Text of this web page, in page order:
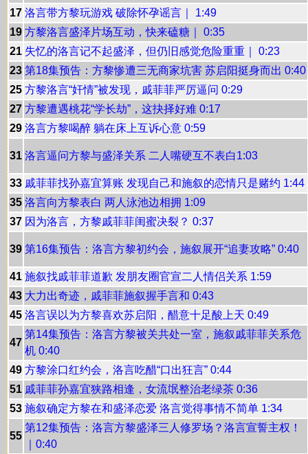
17 洛言带方黎玩游戏 破除怀孕谣言｜ 1:49
19 方黎洛言盛泽片场互动，快来磕糖｜ 0:35
21 失忆的洛言记不起盛泽，但仍旧感觉危险重重｜ 0:23
23 第18集预告：方黎惨遭三无商家坑害 苏启阳挺身而出 0:40
25 方黎洛言“奸情”被发现，戚菲菲严厉逼问 0:29
27 方黎遭遇桃花“学长劫”，这抉择好难 0:17
29 洛言方黎喝醉 躺在床上互诉心意 0:59
31 洛言逼问方黎与盛泽关系 二人嘴硬互不表白1:03
33 戚菲菲找孙嘉宜算账 发现自己和施叙的恋情只是赌约 1:44
35 洛言向方黎表白 两人泳池边相拥 1:09
37 因为洛言，方黎戚菲菲闺蜜决裂？ 0:37
39 第16集预告：洛言方黎初约会，施叙展开“追妻攻略” 0:40
41 施叙找戚菲菲道歉 发朋友圈官宣二人情侣关系 1:59
43 大力出奇迹，戚菲菲施叙握手言和 0:43
45 洛言误以为方黎喜欢苏启阳，醋意十足酸上天 0:49
47
第14集预告：洛言方黎被关共处一室，施叙戚菲菲关系危
机 0:40
49 方黎涂口红约会，洛言吃醋“口出狂言” 0:44
51 戚菲菲孙嘉宜狭路相逢，女流氓整治老绿茶 0:36
53 施叙确定方黎在和盛泽恋爱 洛言觉得事情不简单 1:34
55
第12集预告：洛言方黎盛泽三人修罗场？洛言宣誓主权！
｜0:40